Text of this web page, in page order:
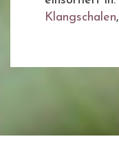
Klangschalen,